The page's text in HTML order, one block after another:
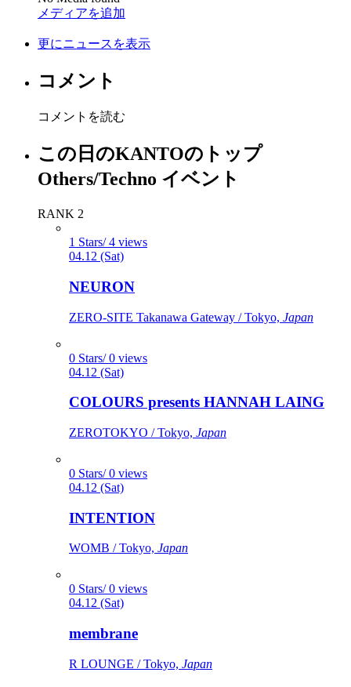
メディアを追加
更にニュースを表示
コメント
コメントを読む
この日のKANTOのトップ
Others/Techno イベント
RANK 2
1 Stars/ 4 views
04.12 (Sat)
NEURON
ZERO-SITE Takanawa Gateway / Tokyo, Japan
0 Stars/ 0 views
04.12 (Sat)
COLOURS presents HANNAH LAING
ZEROTOKYO / Tokyo, Japan
0 Stars/ 0 views
04.12 (Sat)
INTENTION
WOMB / Tokyo, Japan
0 Stars/ 0 views
04.12 (Sat)
membrane
R LOUNGE / Tokyo, Japan